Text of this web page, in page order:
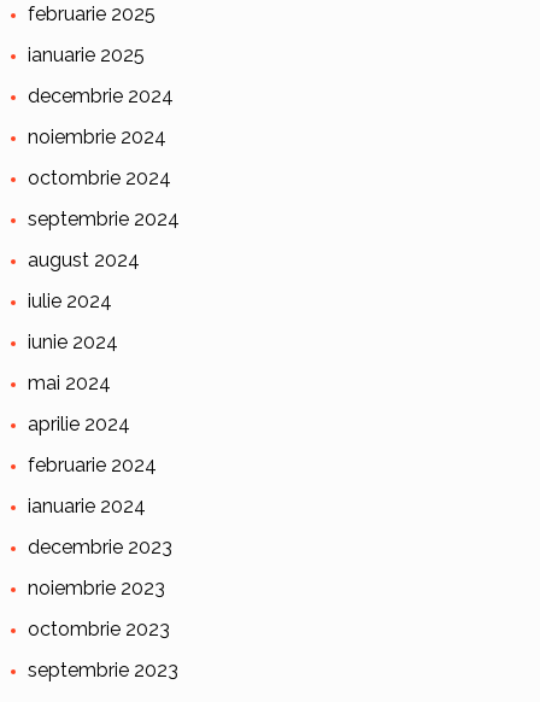
februarie 2025
ianuarie 2025
decembrie 2024
noiembrie 2024
octombrie 2024
septembrie 2024
august 2024
iulie 2024
iunie 2024
mai 2024
aprilie 2024
februarie 2024
ianuarie 2024
decembrie 2023
noiembrie 2023
octombrie 2023
septembrie 2023